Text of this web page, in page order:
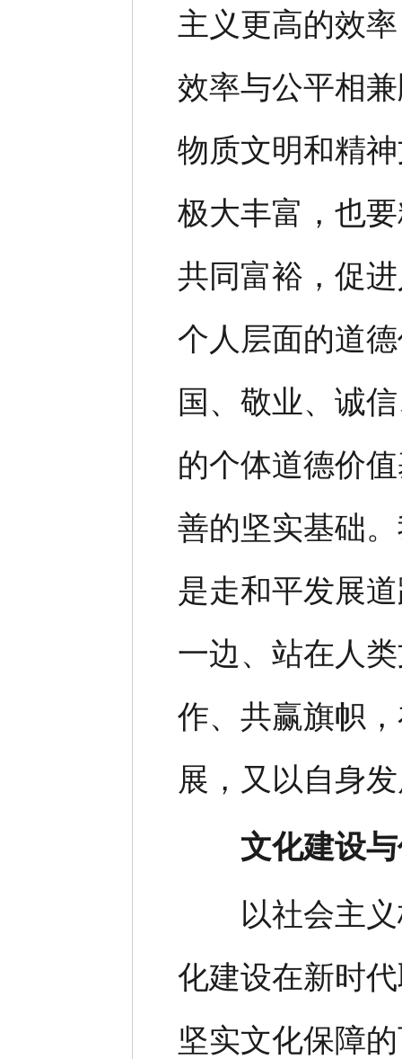
主义更高的效
效率与公平相
物质文明和精
极大丰富，也
共同富裕，促
个人层面的道
国、敬业、诚
的个体道德价
善的坚实基础
是走和平发展
一边、站在人
作、共赢旗帜
展，又以自身
文化建设
以社会主义
化建设在新时
坚实文化保障